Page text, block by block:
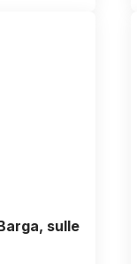
sulle